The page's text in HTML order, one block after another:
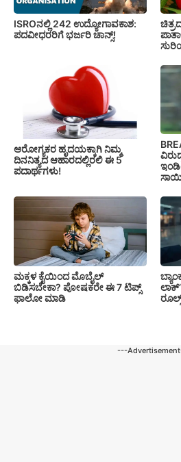
ISROನಲ್ಲಿ 242 ಉದ್ಯೋಗಾವಕಾಶ:
ಪದವೀಧರರಿಗೆ ಭರ್ಜರಿ ಚಾನ್ಸ್!
ಆರೋಗ್ಯಕರ ಹೃದಯಕ್ಕಾಗಿ ನಿಮ್ಮ
ದಿನನಿತ್ಯದ ಆಹಾರದಲ್ಲಿರಲಿ ಈ 5
ಪದಾರ್ಥಗಳು!
ಮಕ್ಕಳ ಕೈಯಿಂದ ಮೊಬೈಲ್
ಬಿಡಿಸಬೇಕಾ? ಪೋಷಕರೇ ಈ 7 ಟಿಪ್ಸ್
ಫಾಲೋ ಮಾಡಿ
---